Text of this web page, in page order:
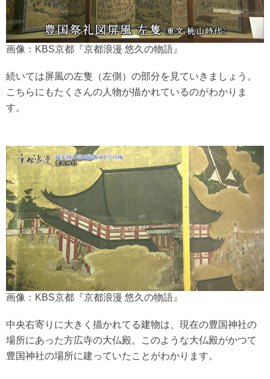
画像：KBS京都『京都浪漫 悠久の物語』
続いては屏風の左隻（左側）の部分を見ていきましょう。
こちらにもたくさんの人物が描かれているのがわかりま
す。
画像：KBS京都『京都浪漫 悠久の物語』
中央右寄りに大きく描かれてる建物は、現在の豊国神社の
場所にあった方広寺の大仏殿。このような大仏殿がかつて
豊国神社の場所に建っていたことがわかります。